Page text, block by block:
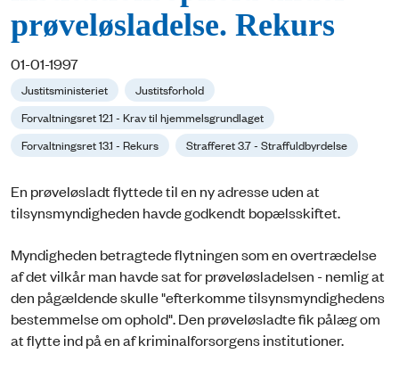
prøveløsladelse. Rekurs
01-01-1997
Justitsministeriet
Justitsforhold
Forvaltningsret 12.1 - Krav til hjemmelsgrundlaget
Forvaltningsret 13.1 - Rekurs
Strafferet 3.7 - Straffuldbyrdelse
En prøveløsladt flyttede til en ny adresse uden at
tilsynsmyndigheden havde godkendt bopælsskiftet.
Myndigheden betragtede flytningen som en overtrædelse
af det vilkår man havde sat for prøveløsladelsen - nemlig at
den pågældende skulle "efterkomme tilsynsmyndighedens
bestemmelse om ophold". Den prøveløsladte fik pålæg om
at flytte ind på en af kriminalforsorgens institutioner.